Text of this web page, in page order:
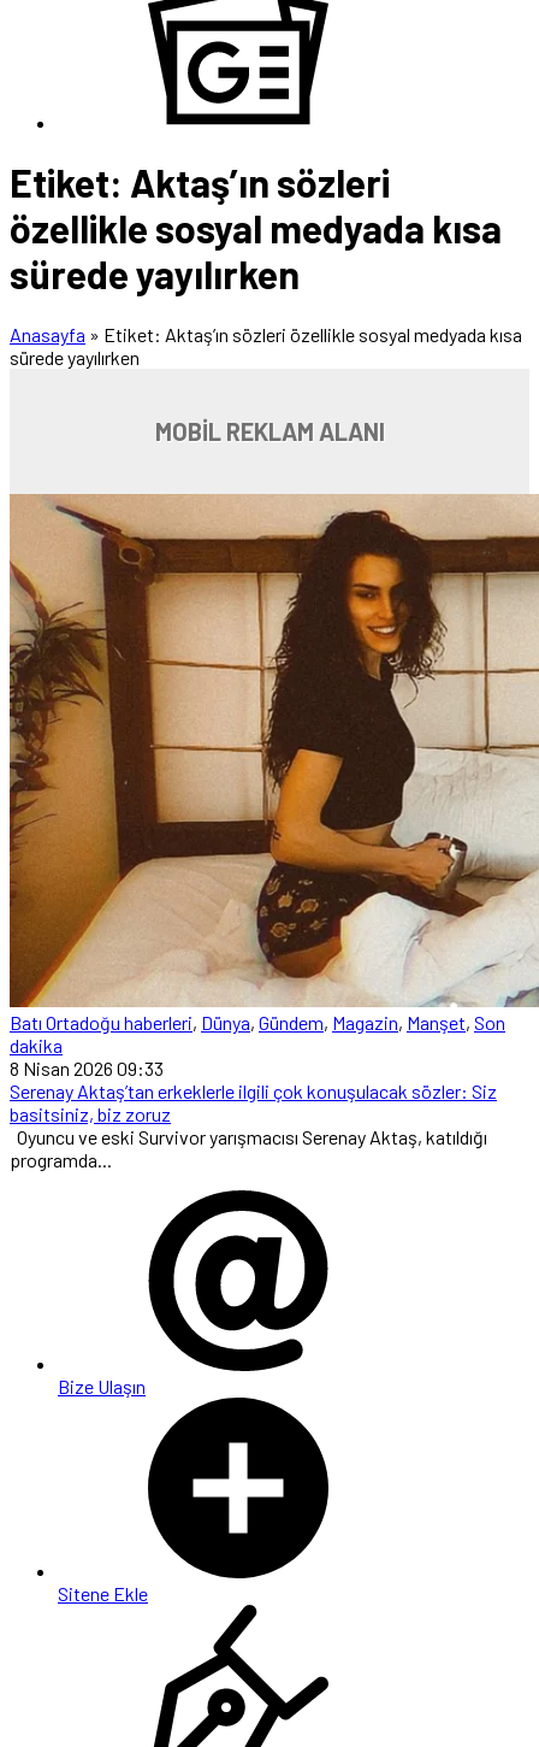
Etiket: Aktaş’ın sözleri
özellikle sosyal medyada kısa
sürede yayılırken
Anasayfa » Etiket: Aktaş’ın sözleri özellikle sosyal medyada kısa
sürede yayılırken
MOBİL REKLAM ALANI
Batı Ortadoğu haberleri, Dünya, Gündem, Magazin, Manşet, Son
dakika
8 Nisan 2026 09:33
Serenay Aktaş’tan erkeklerle ilgili çok konuşulacak sözler: Siz
basitsiniz, biz zoruz
Oyuncu ve eski Survivor yarışmacısı Serenay Aktaş, katıldığı
programda...
Bize Ulaşın
Sitene Ekle